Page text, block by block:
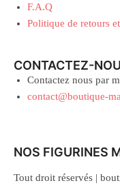
F.A.Q
Politique de retours
CONTACTEZ-
Contactez nous par
contact@boutique-
NOS FIGURINES
Tout droit réservés |